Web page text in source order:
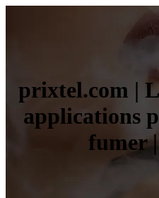
prixtel.com |
applications
fumer